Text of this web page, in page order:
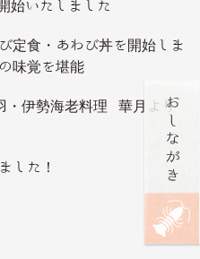
始いたしました
定食・あわび丼を開始しま
味覚を堪能
・伊勢海老料理 華月より
した！